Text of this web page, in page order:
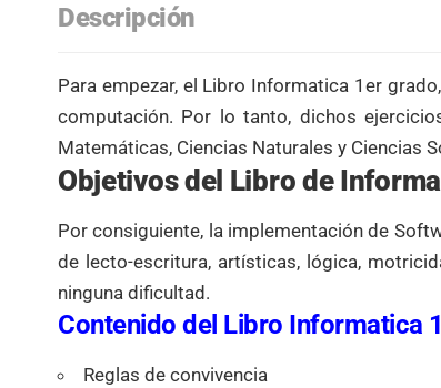
Descripción
Para empezar, el Libro Informatica 1er
computación. Por lo tanto, dichos
Matemáticas, Ciencias Naturales y Ciencias
Objetivos del Libro de
Por consiguiente, la implementación de
de lecto-escritura, artísticas, lógica,
ninguna dificultad.
Contenido del Libro Informatica
Reglas de convivencia